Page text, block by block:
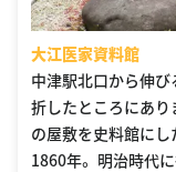
大江医家資料館
中津駅北口から伸び
折したところにあり
の屋敷を史料館にし
1860年。 明治時代